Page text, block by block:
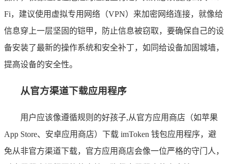
Fi，建议使用虚拟专用网络（VPN）来加密网络连接，就像给
信息穿上一层坚固的铠甲，防止信息被窃取，要确保自己的设
备安装了最新的操作系统和安全补丁，如同给设备加固城墙，
提高设备的安全性。
从官方渠道下载应用程序
用户应该像遵循规则的好孩子,从官方应用商店（如苹果
App Store、安卓应用商店）下载 imToken 钱包应用程序，避
免从非官方渠道下载，官方应用商店会像一位严格的守门人，